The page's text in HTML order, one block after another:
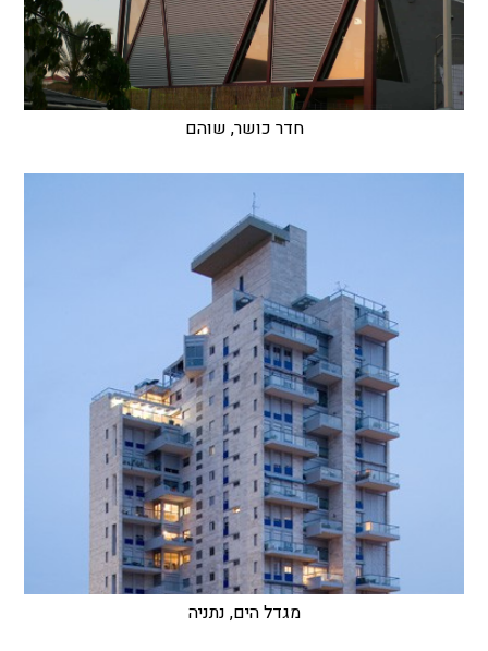
חדר כושר, שוהם
מגדל הים, נתניה